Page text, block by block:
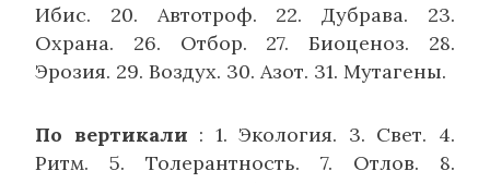
Ибис. 20. Автотроф. 22. Дубрава. 23.
Охрана. 26. Отбор. 27. Биоценоз. 28.
Эрозия. 29. Воздух. 30. Азот. 31. Мутагены.
По вертикали : 1. Экология. 3. Свет. 4.
Ритм. 5. Толерантность. 7. Отлов. 8.